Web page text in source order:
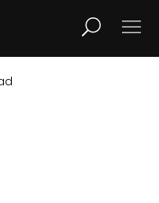
LIFESTYLE